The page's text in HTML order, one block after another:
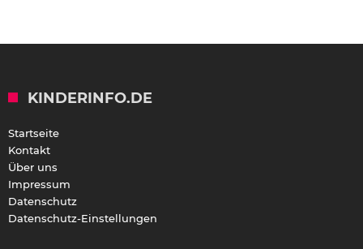
KINDERINFO.DE
Startseite
Kontakt
Über uns
Impressum
Datenschutz
Datenschutz-Einstellungen